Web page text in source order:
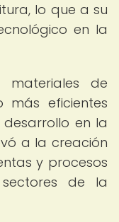
lo que a su
en la
materiales de
más eficientes
en la
a la creación
y procesos
de la